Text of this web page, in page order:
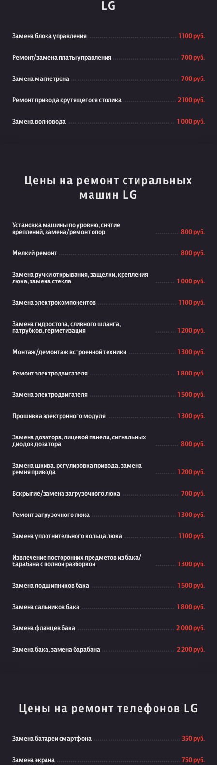
LG
Замена блока управления 1 100 руб.
Ремонт/замена платы управления 700 руб.
Замена магнетрона 700 руб.
Ремонт привода крутящегося столика 2 100 руб.
Замена волновода 1 000 руб.
Цены на ремонт стиральных
машин LG
Установка машины по уровню, снятие
креплений, замена/ремонт опор
800 руб.
Мелкий ремонт 800 руб.
Замена ручки открывания, защелки, крепления
люка, замена стекла
1 000 руб.
Замена электрокомпонентов 1 100 руб.
Замена гидростопа, сливного шланга,
патрубков, герметизация
1 200 руб.
Монтаж/демонтаж встроенной техники 1 300 руб.
Ремонт электродвигателя 1 800 руб.
Замена электродвигателя 1 500 руб.
Прошивка электронного модуля 1 300 руб.
Замена дозатора, лицевой панели, сигнальных
диодов дозатора
800 руб.
Замена шкива, регулировка привода, замена
ремня привода
1 200 руб.
Вскрытие/замена загрузочного люка 700 руб.
Ремонт загрузочного люка 1 300 руб.
Замена уплотнительного кольца люка 1 100 руб.
Извлечение посторонних предметов из бака/
барабана с полной разборкой
1 300 руб.
Замена подшипников бака 1 500 руб.
Замена сальников бака 1 800 руб.
Замена фланцев бака 2 000 руб.
Замена бака, замена барабана 2 200 руб.
Цены на ремонт телефонов LG
Замена батареи смартфона 350 руб.
Замена экрана 750 руб.